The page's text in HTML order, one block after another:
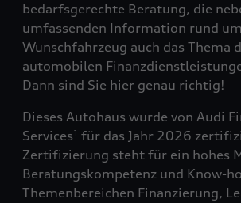
bedarfsgerechte Beratung, die
umfassenden Information rund
Wunschfahrzeug auch das Thema
automobilen
Dann sind Sie hier genau richtig!
Dieses Autohaus wurde von Audi
Services1 für das Jahr 2026
Zertifizierung steht für ein hohes
Beratungskompetenz und Know-
Themenbereichen Finanzierung,